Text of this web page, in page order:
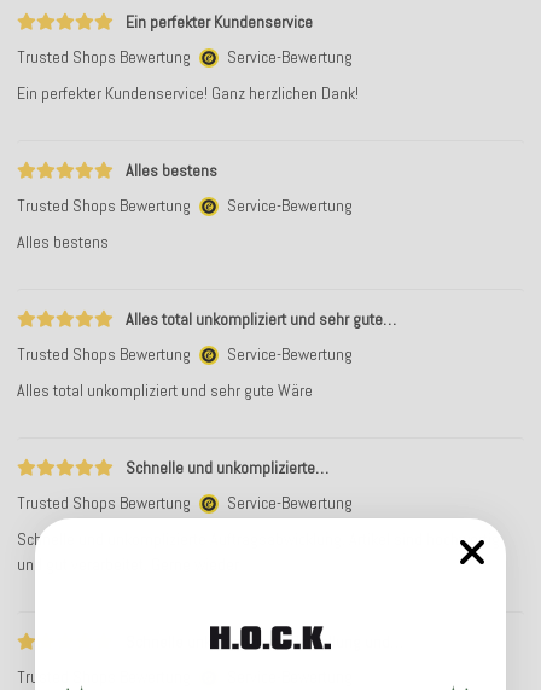
Ein perfekter Kundenservice
Trusted Shops Bewertung
Service-Bewertung
Ein perfekter Kundenservice! Ganz herzlichen Dank!
Alles bestens
Trusted Shops Bewertung
Service-Bewertung
Alles bestens
Alles total unkompliziert und sehr gute…
Trusted Shops Bewertung
Service-Bewertung
Alles total unkompliziert und sehr gute Wäre
Schnelle und unkomplizierte…
Trusted Shops Bewertung
Service-Bewertung
Schnelle und unkomplizierte Auftragsabwicklung. Artikel sind hochwertig
und gut verarbeitet. Gerne wieder
Schnelle unkomplizierte Bestellung und…
Trusted Shops Bewertung